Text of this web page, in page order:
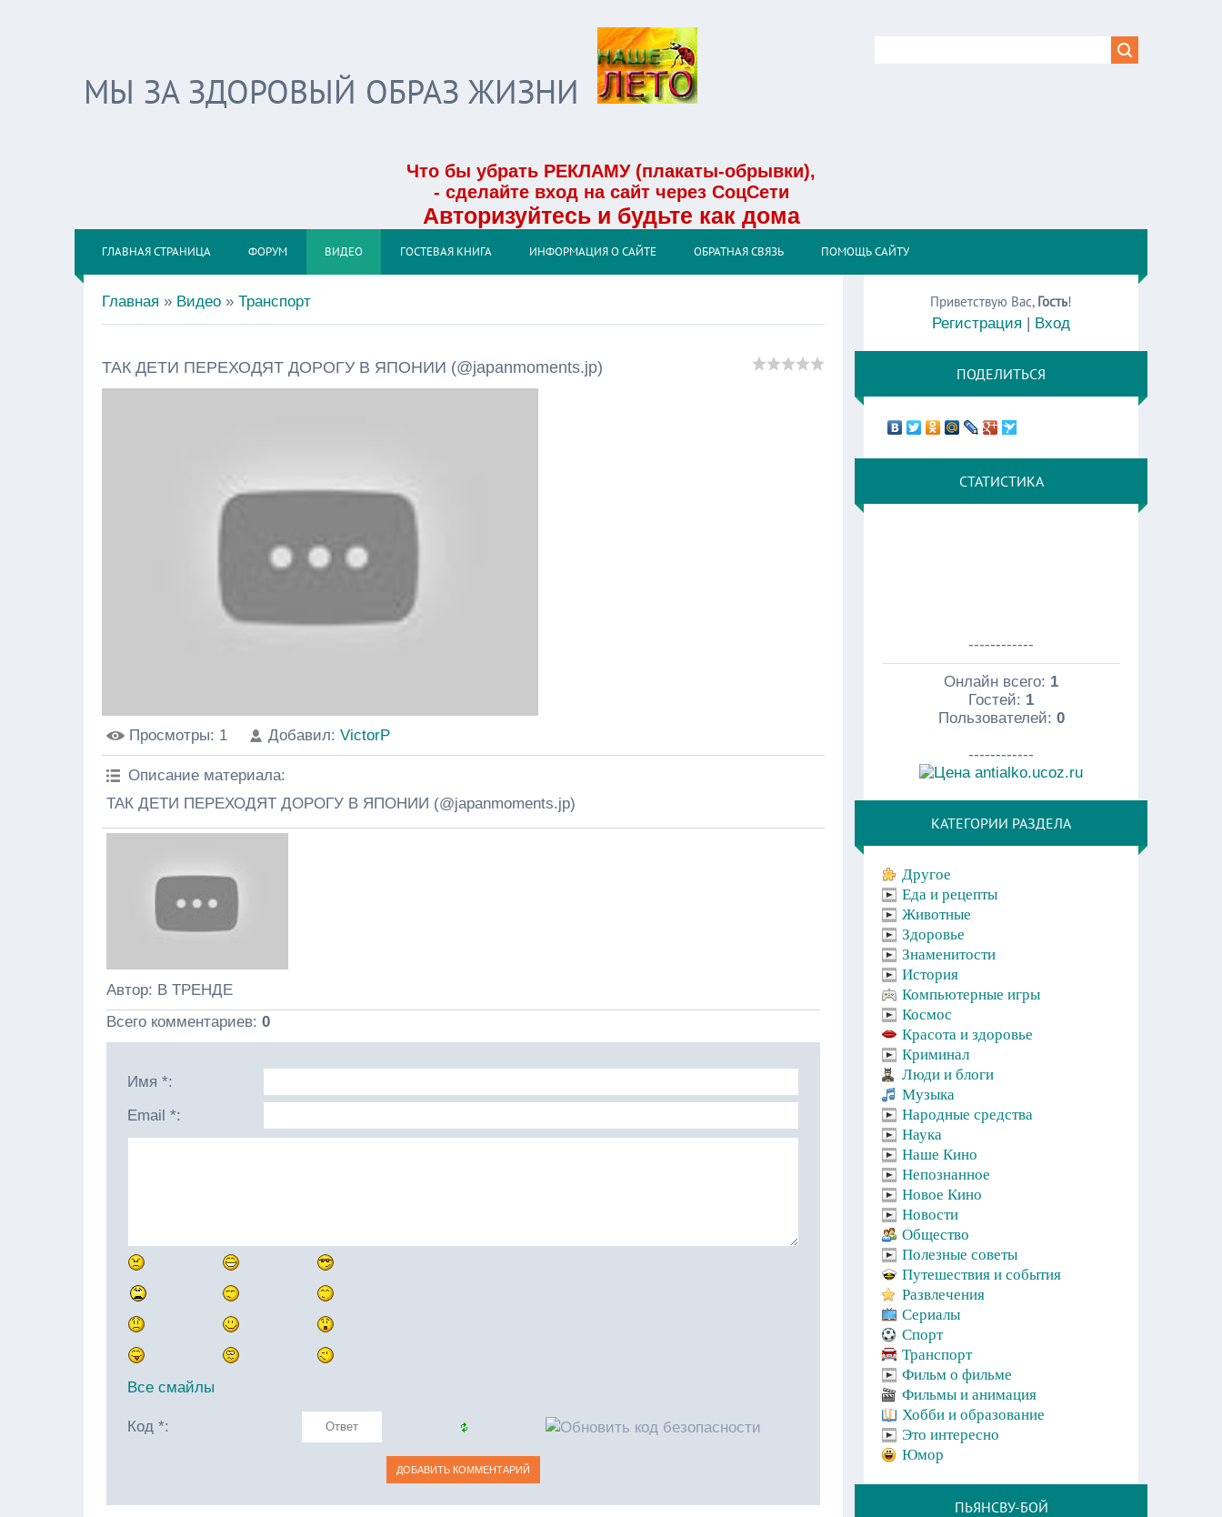
МЫ ЗА ЗДОРОВЫЙ ОБРАЗ ЖИЗНИ
Что бы убрать РЕКЛАМУ (плакаты-обрывки),
- сделайте вход на сайт через СоцСети
Авторизуйтесь и будьте как дома
ГЛАВНАЯ СТРАНИЦА ФОРУМ ВИДЕО ГОСТЕВАЯ КНИГА ИНФОРМАЦИЯ О САЙТЕ ОБРАТНАЯ СВЯЗЬ ПОМОЩЬ САЙТУ
Главная » Видео » Транспорт
ТАК ДЕТИ ПЕРЕХОДЯТ ДОРОГУ В ЯПОНИИ (@japanmoments.jp)
Просмотры: 1 Добавил: VictorP
Описание материала:
ТАК ДЕТИ ПЕРЕХОДЯТ ДОРОГУ В ЯПОНИИ (@japanmoments.jp)
Автор: В ТРЕНДЕ
Всего комментариев: 0
Имя *:
Email *:
Все смайлы
Код *:
Приветствую Вас, Гость!
Регистрация | Вход
ПОДЕЛИТЬСЯ
СТАТИСТИКА
------------
Онлайн всего: 1
Гостей: 1
Пользователей: 0
------------
КАТЕГОРИИ РАЗДЕЛА
Другое
Еда и рецепты
Животные
Здоровье
Знаменитости
История
Компьютерные игры
Космос
Красота и здоровье
Криминал
Люди и блоги
Музыка
Народные средства
Наука
Наше Кино
Непознанное
Новое Кино
Новости
Общество
Полезные советы
Путешествия и события
Развлечения
Сериалы
Спорт
Транспорт
Фильм о фильме
Фильмы и анимация
Хобби и образование
Это интересно
Юмор
ПЬЯНСВУ-БОЙ